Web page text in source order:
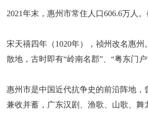
2021年末，惠州市常住人口606.6万人
宋天禧四年（1020年），祯州改名惠
散地，古时即有“岭南名郡”、“粤东门户
惠州市是中国近代抗争史的前沿阵地
兼收并蓄，广东汉剧、渔歌、山歌、舞